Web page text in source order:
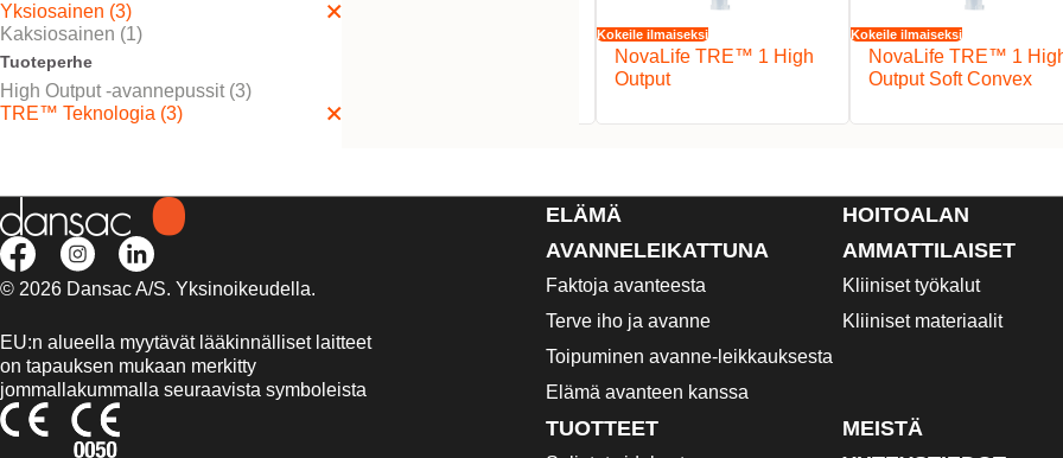
Yksiosainen (3)
Kaksiosainen (1)
Tuoteperhe
High Output -avannepussit (3)
TRE™ Teknologia (3)
Kokeile ilmaiseksi
NovaLife TRE™ 1 High
Output
Kokeile ilmaiseksi
NovaLife TRE™ 1
Output Soft Convex
© 2026 Dansac A/S. Yksinoikeudella.
EU:n alueella myytävät lääkinnälliset laitteet
on tapauksen mukaan merkitty
jommallakummalla seuraavista symboleista
ELÄMÄ
AVANNELEIKATTUNA
Faktoja avanteesta
Terve iho ja avanne
Toipuminen avanne-leikkauksesta
Elämä avanteen kanssa
HOITOALAN
AMMATTILAISET
Kliiniset työkalut
Kliiniset materiaalit
TUOTTEET
MEISTÄ